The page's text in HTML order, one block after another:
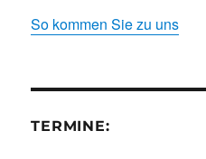
So kommen Sie zu uns
TERMINE: